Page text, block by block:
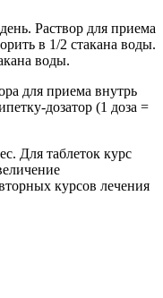
Раствор для приема
в 1/2 стакана воды.
воды.
для приема внутрь
дозатор (1 доза =
Для таблеток курс
курсов лечения